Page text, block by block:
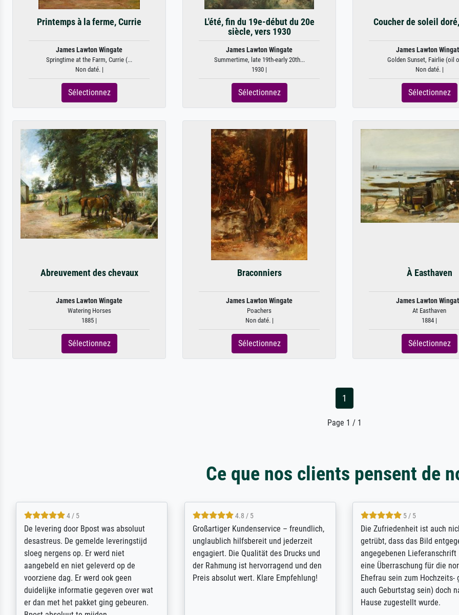
Printemps à la ferme, Currie
James Lawton Wingate
Springtime at the Farm, Currie (...
Non daté. |
Sélectionnez
L'été, fin du 19e-début du 20e
siècle, vers 1930
James Lawton Wingate
Summertime, late 19th-early 20th...
1930 |
Sélectionnez
Coucher de soleil
James Lawton
Golden Sunset, Fairlie (oil
Non daté. |
Sélectionnez
Abreuvement des chevaux
James Lawton Wingate
Watering Horses
1885 |
Sélectionnez
Braconniers
James Lawton Wingate
Poachers
Non daté. |
Sélectionnez
À Easthaven
James Lawton
At Easthaven
1884 |
Sélectionnez
1
Page 1 / 1
Ce que nos clients pensent de
5 / 5
Sehr gute Qualität des Leinwanddrucks
und des Rahmens! Unser Bild wurde
sehr sorgfältig und sicher verpackt, so
dass es unbeschadet bei uns ankam. Es
wird nicht unser letzter Meisterdruck
sein. Vielen Dank!
5 / 5
Für ein Erinnerungsbuch mit der
Feldpost meines Großvaters aus dem 1.
Weltkrieg benötigte ich ein
ausdrucksvolles Bild. Das habe ich bei
Ihnen gefunden. Bei der Auswahl der
4.8 / 5
Hervorragende Qualität.
vieles anpassen lassen, wie
Randentfernung, Farbe,
Kontrast und Weiteres. Sehr
Kontaktperson per Mail. Das
Kunstdruck) wurde sehr gut
sehr starke Papprolle mit